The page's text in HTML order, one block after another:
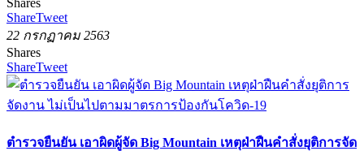
Shares
ShareTweet
22 กรกฏาคม 2563
Shares
ShareTweet
ตำรวจยืนยัน เอาผิดผู้จัด Big Mountain เหตุฝ่าฝืนคำสั่งยุติการจัด